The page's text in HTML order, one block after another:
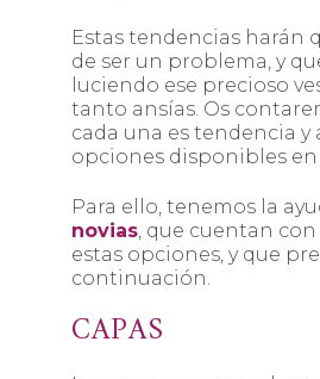
Estas tendencias harán
de ser un problema, y
luciendo ese precioso
tanto ansías. Os
cada una es tendencia y
opciones disponibles
Para ello, tenemos la
novias, que cuentan
estas opciones, y que
continuación.
CAPAS